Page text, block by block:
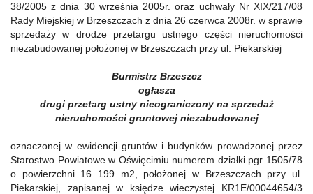
38/2005 z dnia 30 września 2005r. oraz uchwały Nr XIX/217/08
Rady Miejskiej w Brzeszczach z dnia 26 czerwca 2008r. w sprawie
sprzedaży w drodze przetargu ustnego części nieruchomości
niezabudowanej położonej w Brzeszczach przy ul. Piekarskiej
Burmistrz Brzeszcz
ogłasza
drugi przetarg ustny nieograniczony na sprzedaż
nieruchomości gruntowej niezabudowanej
oznaczonej w ewidencji gruntów i budynków prowadzonej przez
Starostwo Powiatowe w Oświęcimiu numerem działki pgr 1505/78
o powierzchni 16 199 m2, położonej w Brzeszczach przy ul.
Piekarskiej, zapisanej w księdze wieczystej KR1E/00044654/3